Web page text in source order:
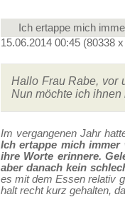
Ich ertappe mich
15.06.2014 00:45 (80338
Hallo Frau Rabe, vor
Nun möchte ich
Im vergangenen Jahr
Ich ertappe mich
ihre Worte erinnere.
aber danach kein
es mit dem Essen relativ
halt recht kurz gehalten,